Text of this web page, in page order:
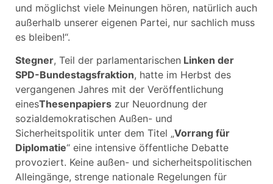
und möglichst viele Meinungen hören, natürlich auch
außerhalb unserer eigenen Partei, nur sachlich muss
es bleiben!“.
Stegner, Teil der parlamentarischen Linken der
SPD-Bundestagsfraktion, hatte im Herbst des
vergangenen Jahres mit der Veröffentlichung
einesThesenpapiers zur Neuordnung der
sozialdemokratischen Außen- und
Sicherheitspolitik unter dem Titel „Vorrang für
Diplomatie“ eine intensive öffentliche Debatte
provoziert. Keine außen- und sicherheitspolitischen
Alleingänge, strenge nationale Regelungen für